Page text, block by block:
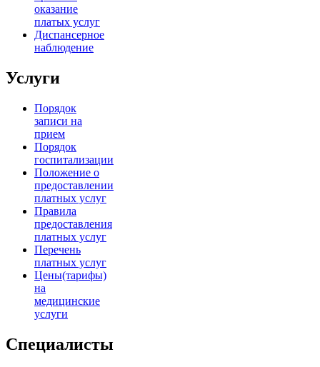
оказание
платых услуг
Диспансерное
наблюдение
Услуги
Порядок
записи на
прием
Порядок
госпитализации
Положение о
предоставлении
платных услуг
Правила
предоставления
платных услуг
Перечень
платных услуг
Цены(тарифы)
на
медицинские
услуги
Специалисты